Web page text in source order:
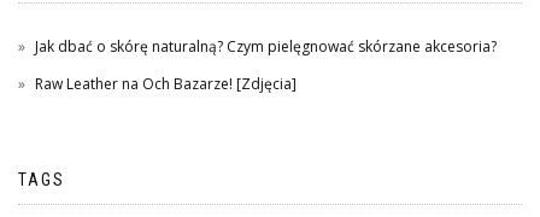
Jak dbać o skórę naturalną? Czym pielęgnować skórzane akcesoria?
Raw Leather na Och Bazarze! [Zdjęcia]
TAGS